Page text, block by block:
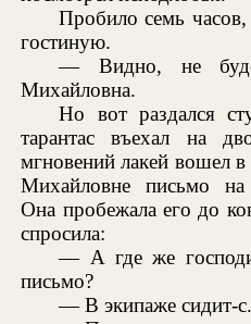
Пробило семь часов,
гостиную.
— Видно, не
Михайловна.
Но вот раздался
тарантас въехал на
мгновений лакей вошел
Михайловне письмо на
Она пробежала его до
спросила:
— А где же
письмо?
— В экипаже сидит-